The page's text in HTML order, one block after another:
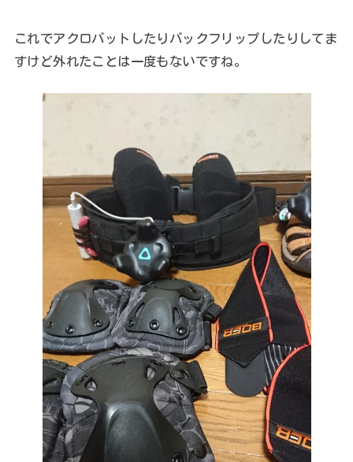
これでアクロバットしたりバックフリップしたりしてま
すけど外れたことは一度もないですね。